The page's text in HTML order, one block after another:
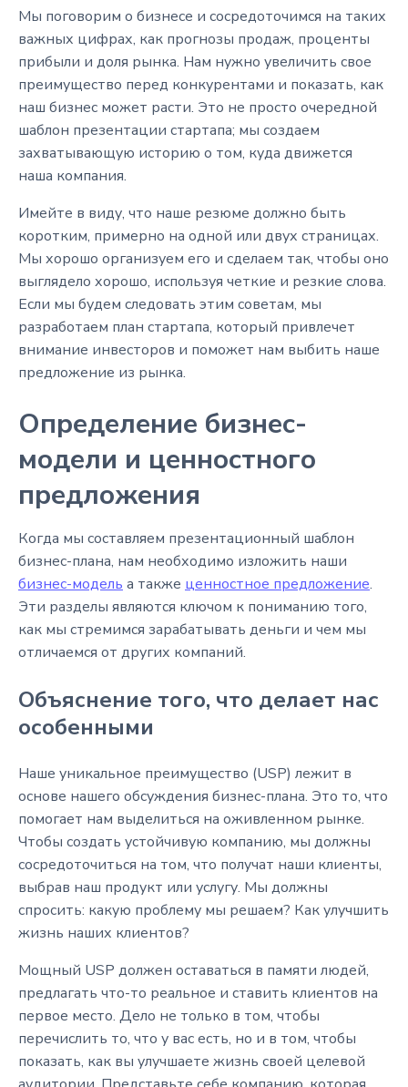
Мы поговорим о бизнесе и сосредоточимся на таких
важных цифрах, как прогнозы продаж, проценты
прибыли и доля рынка. Нам нужно увеличить свое
преимущество перед конкурентами и показать, как
наш бизнес может расти. Это не просто очередной
шаблон презентации стартапа; мы создаем
захватывающую историю о том, куда движется
наша компания.
Имейте в виду, что наше резюме должно быть
коротким, примерно на одной или двух страницах.
Мы хорошо организуем его и сделаем так, чтобы оно
выглядело хорошо, используя четкие и резкие слова.
Если мы будем следовать этим советам, мы
разработаем план стартапа, который привлечет
внимание инвесторов и поможет нам выбить наше
предложение из рынка.
Определение бизнес-
модели и ценностного
предложения
Когда мы составляем презентационный шаблон
бизнес-плана, нам необходимо изложить наши
бизнес-модель а также ценностное предложение.
Эти разделы являются ключом к пониманию того,
как мы стремимся зарабатывать деньги и чем мы
отличаемся от других компаний.
Объяснение того, что делает нас
особенными
Наше уникальное преимущество (USP) лежит в
основе нашего обсуждения бизнес-плана. Это то, что
помогает нам выделиться на оживленном рынке.
Чтобы создать устойчивую компанию, мы должны
сосредоточиться на том, что получат наши клиенты,
выбрав наш продукт или услугу. Мы должны
спросить: какую проблему мы решаем? Как улучшить
жизнь наших клиентов?
Мощный USP должен оставаться в памяти людей,
предлагать что-то реальное и ставить клиентов на
первое место. Дело не только в том, чтобы
перечислить то, что у вас есть, но и в том, чтобы
показать, как вы улучшаете жизнь своей целевой